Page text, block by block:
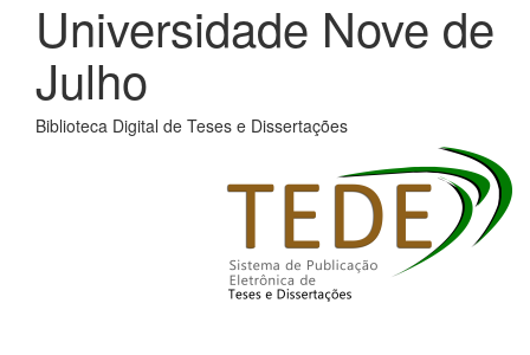
Universidade Nove de
Julho
Biblioteca Digital de Teses e Dissertações